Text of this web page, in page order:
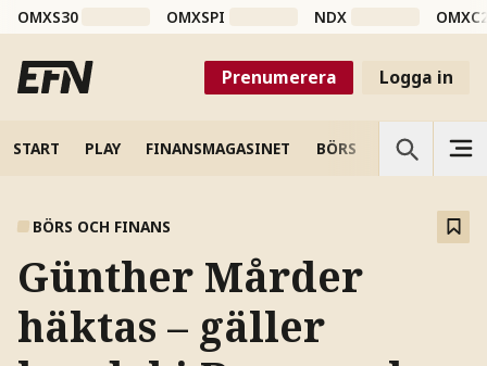
OMXS30 OMXSPI NDX
Prenumerera Logga in
START PLAY FINANSMAGASINET BÖRS VETENSKAP
BÖRS OCH FINANS
Günther Mårder
häktas – gäller